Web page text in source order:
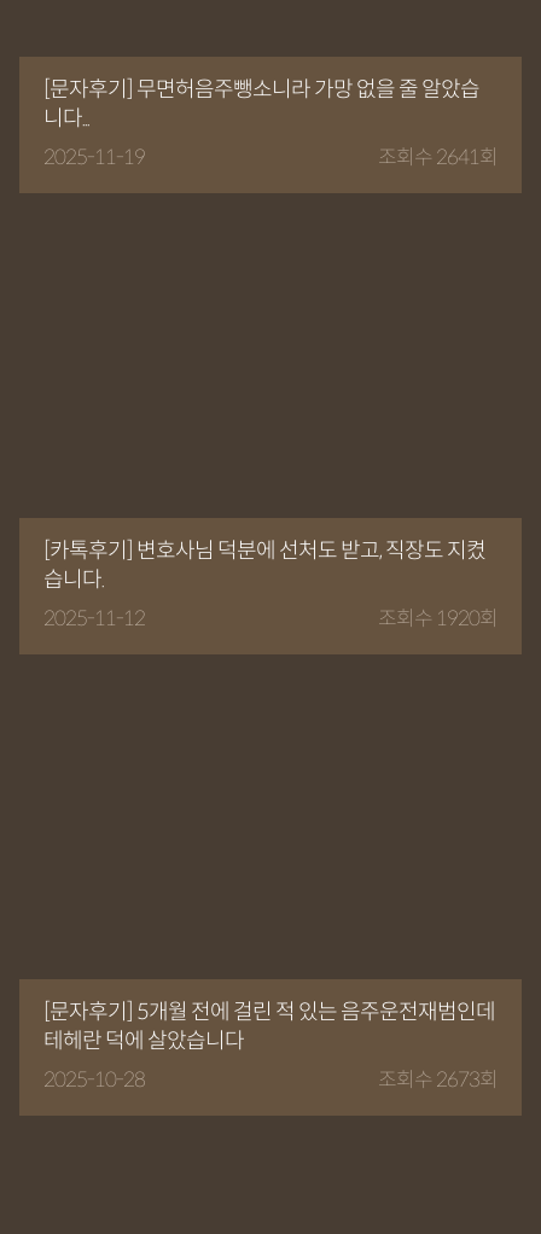
[문자후기] 무면허음주뺑소니라 가망 없을 줄 알았습
니다...
2025-11-19 조회수 2641회
[카톡후기] 변호사님 덕분에 선처도 받고, 직장도 지켰
습니다.
2025-11-12 조회수 1920회
[문자후기] 5개월 전에 걸린 적 있는 음주운전재범인데
테헤란 덕에 살았습니다
2025-10-28 조회수 2673회